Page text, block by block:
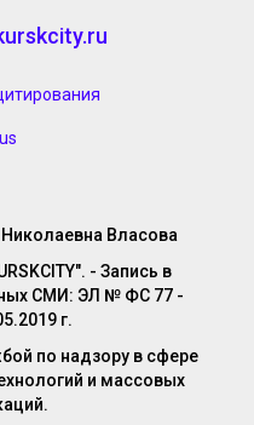
Власова
- Запись в
СМИ: ЭЛ № ФС 77 -
г.
по надзору в сфере
и массовых